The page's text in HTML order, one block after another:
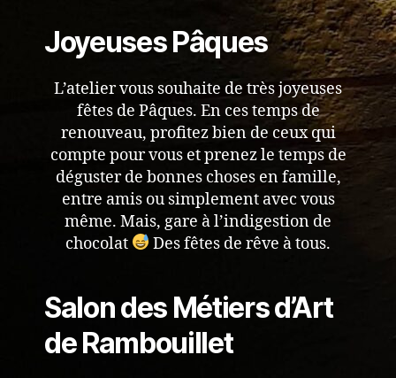
Joyeuses Pâques
L’atelier vous souhaite de très joyeuses
fêtes de Pâques. En ces temps de
renouveau, profitez bien de ceux qui
compte pour vous et prenez le temps de
déguster de bonnes choses en famille,
entre amis ou simplement avec vous
même. Mais, gare à l’indigestion de
chocolat
Des fêtes de rêve à tous.
Salon des Métiers d’Art
de Rambouillet